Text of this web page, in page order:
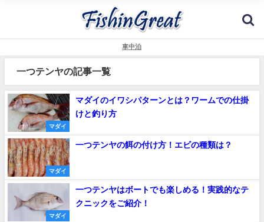
車中泊
一つテンヤの記事一覧
マダイ
マダイのイワシパターンとは？ワームでの仕掛
けと釣り方
マダイ
一つテンヤの餌の付け方！エビの種類は？
マダイ
一つテンヤはボートでも楽しめる！実践的なテ
クニックをご紹介！